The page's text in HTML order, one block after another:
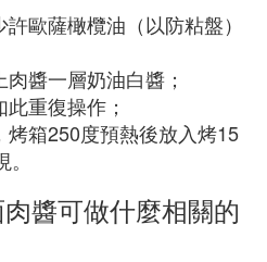
歐薩橄欖油（以防粘盤）
醬一層奶油白醬；
重復操作；
箱250度預熱後放入烤15
醬可做什麼相關的